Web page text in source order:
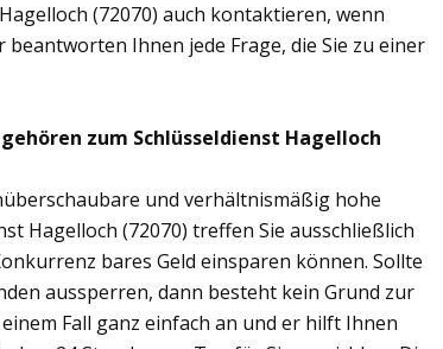
(72070) auch kontaktieren, wenn
Ihnen jede Frage, die Sie zu einer
zum Schlüsseldienst Hagelloch
und verhältnismäßig hohe
Hagelloch (72070) treffen Sie ausschließlich
bares Geld einsparen können. Sollte
aussperren, dann besteht kein Grund zur
Fall ganz einfach an und er hilft Ihnen